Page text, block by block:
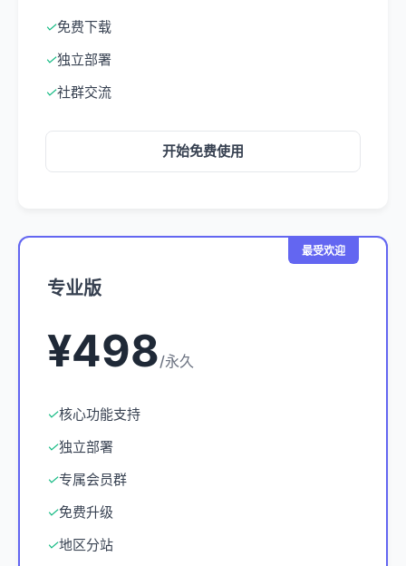
✓免费下载
✓独立部署
✓社群交流
开始免费使用
最受欢迎
专业版
¥498/永久
✓核心功能支持
✓独立部署
✓专属会员群
✓免费升级
✓地区分站